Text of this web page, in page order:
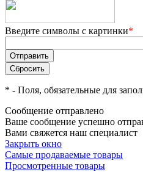
Введите символы с картинки*
* - Поля, обязательные для
Сообщение отправлено
Ваше сообщение успешно
Вами свяжется наш специалист
Закрыть окно
Самые продаваемые товары
Просмотренные товары